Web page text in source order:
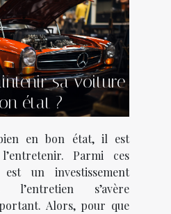
sa voiture
état ?
en bon état, il est
Parmi ces
un investissement
s’avère
Alors, pour que